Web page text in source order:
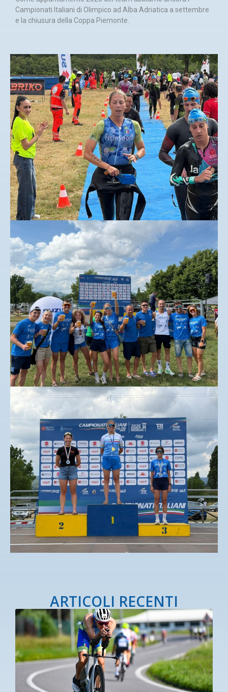
Campionati Italiani di Olimpico ad Alba Adriatica a settembre
e la chiusura della Coppa Piemonte.
ARTICOLI RECENTI